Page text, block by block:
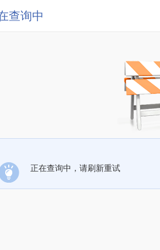
查询中
正在查询中，请刷新重试